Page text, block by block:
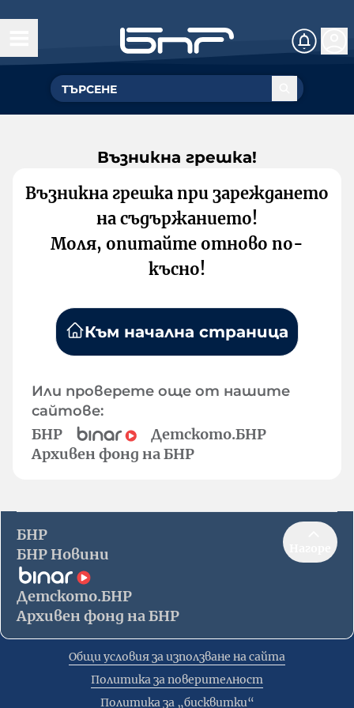
Възникна грешка!
Възникна грешка при зареждането
на съдържанието!
Моля, опитайте отново по-
късно!
Към начална страница
Или проверете още от нашите
сайтове:
БНР
Детското.БНР
Архивен фонд на БНР
БНР
БНР Новини
Детското.БНР
Архивен фонд на БНР
Общи условия за използване на сайта
Политика за поверителност
Политика за „бисквитки“